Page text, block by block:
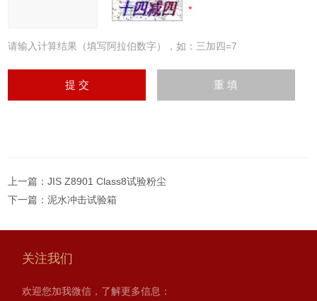
请输入计算结果（填写阿拉伯数字），如：三加四=7
上一篇：JIS Z8901 Class8试验粉尘
下一篇：泥水冲击试验箱
关注我们
欢迎您加我微信，了解更多信息：